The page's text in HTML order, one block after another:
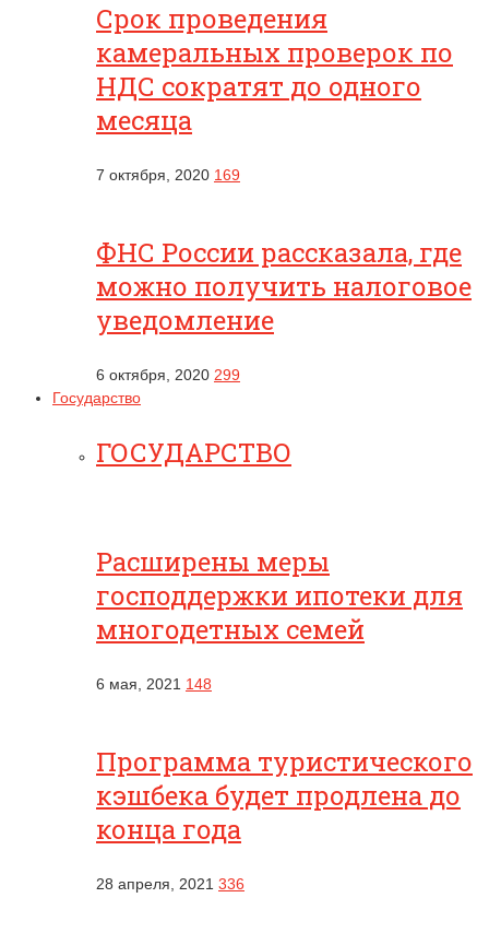
Срок проведения
камеральных проверок по
НДС сократят до одного
месяца
7 октября, 2020 169
ФНС России рассказала, где
можно получить налоговое
уведомление
6 октября, 2020 299
Государство
ГОСУДАРСТВО
Расширены меры
господдержки ипотеки для
многодетных семей
6 мая, 2021 148
Программа туристического
кэшбека будет продлена до
конца года
28 апреля, 2021 336